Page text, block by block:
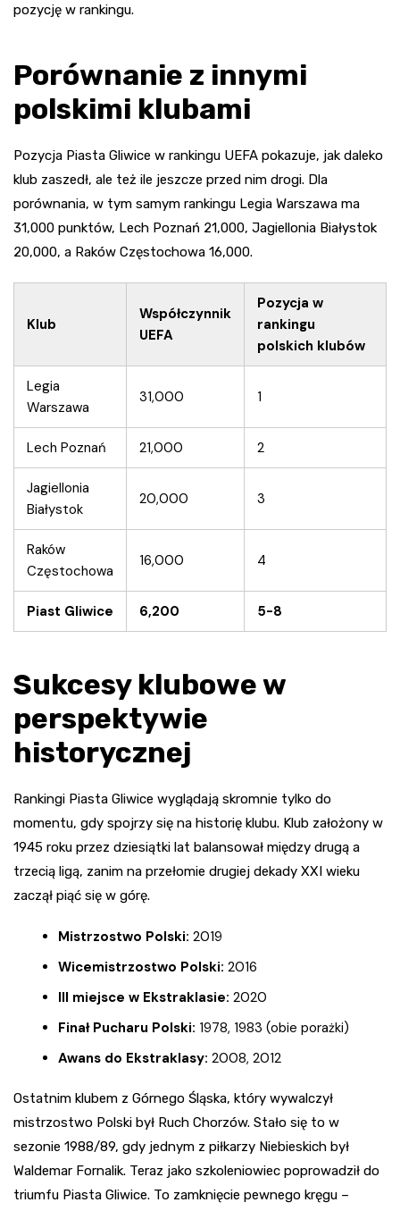
pozycję w rankingu.
Porównanie z innymi
polskimi klubami
Pozycja Piasta Gliwice w rankingu UEFA pokazuje, jak daleko
klub zaszedł, ale też ile jeszcze przed nim drogi. Dla
porównania, w tym samym rankingu Legia Warszawa ma
31,000 punktów, Lech Poznań 21,000, Jagiellonia Białystok
20,000, a Raków Częstochowa 16,000.
Klub
Współczynnik
UEFA
Pozycja w
rankingu
polskich klubów
Legia
Warszawa
31,000 1
Lech Poznań 21,000 2
Jagiellonia
Białystok
20,000 3
Raków
Częstochowa
16,000 4
Piast Gliwice 6,200 5-8
Sukcesy klubowe w
perspektywie
historycznej
Rankingi Piasta Gliwice wyglądają skromnie tylko do
momentu, gdy spojrzy się na historię klubu. Klub założony w
1945 roku przez dziesiątki lat balansował między drugą a
trzecią ligą, zanim na przełomie drugiej dekady XXI wieku
zaczął piąć się w górę.
Mistrzostwo Polski: 2019
Wicemistrzostwo Polski: 2016
III miejsce w Ekstraklasie: 2020
Finał Pucharu Polski: 1978, 1983 (obie porażki)
Awans do Ekstraklasy: 2008, 2012
Ostatnim klubem z Górnego Śląska, który wywalczył
mistrzostwo Polski był Ruch Chorzów. Stało się to w
sezonie 1988/89, gdy jednym z piłkarzy Niebieskich był
Waldemar Fornalik. Teraz jako szkoleniowiec poprowadził do
triumfu Piasta Gliwice. To zamknięcie pewnego kręgu –